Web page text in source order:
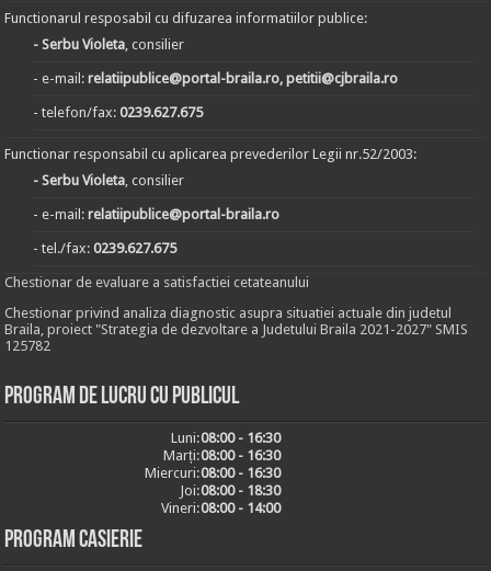
Functionarul resposabil cu difuzarea informatiilor publice:
- Serbu Violeta , consilier
- e-mail:relatiipublice@portal-braila.ro, petitii@cjbraila.ro
- telefon/fax:0239.627.675
Functionar responsabil cu aplicarea prevederilor Legii nr.52/2003:
- Serbu Violeta , consilier
- e-mail:relatiipublice@portal-braila.ro
- tel./fax:0239.627.675
Chestionar de evaluare a satisfactiei cetateanului
Chestionar privind analiza diagnostic asupra situatiei actuale din judetul
Braila, proiect "Strategia de dezvoltare a Judetului Braila 2021-2027" SMIS
125782
Program de lucru cu publicul
Luni:08:00 - 16:30
Marți:08:00 - 16:30
Miercuri:08:00 - 16:30
Joi:08:00 - 18:30
Vineri:08:00 - 14:00
Program casierie